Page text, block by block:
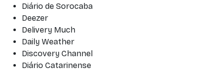
Diário de Sorocaba
Deezer
Delivery Much
Daily Weather
Discovery Channel
Diário Catarinense